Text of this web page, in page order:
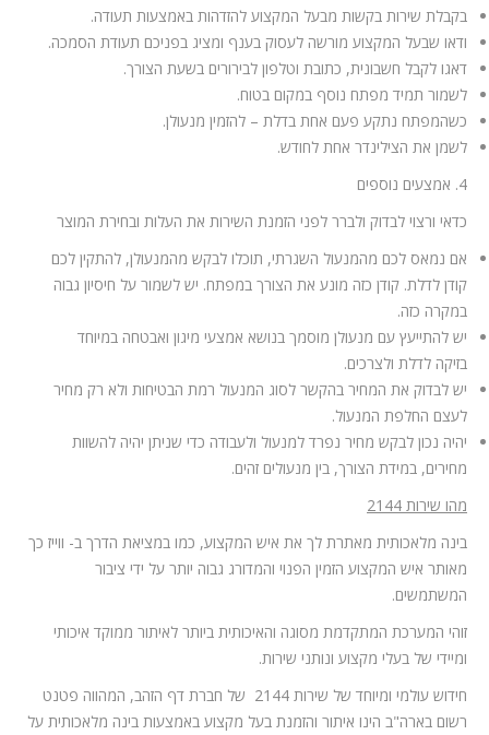
בקבלת שירות בקשות מבעל המקצוע להזדהות באמצעות תעודה.
ודאו שבעל המקצוע מורשה לעסוק בענף ומציג בפניכם תעודת הסמכה.
דאגו לקבל חשבונית, כתובת וטלפון לבירורים בשעת הצורך.
לשמור תמיד מפתח נוסף במקום בטוח.
כשהמפתח נתקע פעם אחת בדלת – להזמין מנעולן.
לשמן את הצילינדר אחת לחודש.
4. אמצעים נוספים
כדאי ורצוי לבדוק ולברר לפני הזמנת השירות את העלות ובחירת המוצר
אם נמאס לכם מהמנעול השגרתי, תוכלו לבקש מהמנעולן, להתקין לכם
קודן לדלת. קודן כזה מונע את הצורך במפתח. יש לשמור על חיסיון גבוה
במקרה כזה.
יש להתייעץ עם מנעולן מוסמך בנושא אמצעי מיגון ואבטחה במיוחד
בזיקה לדלת ולצרכים.
יש לבדוק את המחיר בהקשר לסוג המנעול רמת הבטיחות ולא רק מחיר
לעצם החלפת המנעול.
יהיה נכון לבקש מחיר נפרד למנעול ולעבודה כדי שניתן יהיה להשוות
מחירים, במידת הצורך, בין מנעולים זהים.
מהו שירות 2144
בינה מלאכותית מאתרת לך את איש המקצוע, כמו במציאת הדרך ב- ווייז כך
מאותר איש המקצוע הזמין הפנוי והמדורג גבוה יותר על ידי ציבור
המשתמשים.
זוהי המערכת המתקדמת מסוגה והאיכותית ביותר לאיתור ממוקד איכותי
ומיידי של בעלי מקצוע ונותני שירות.
חידוש עולמי ומיוחד של שירות 2144 של חברת דף הזהב, המהווה פטנט
רשום בארה"ב הינו איתור והזמנת בעל מקצוע באמצעות בינה מלאכותית על